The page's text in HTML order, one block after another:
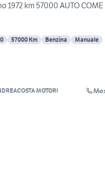
1972 km 57000 AUTO COME
57000 Km Benzina Manuale
MOTORI